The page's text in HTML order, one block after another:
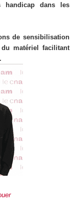
handicap dans les
de sensibilisation
matériel facilitant